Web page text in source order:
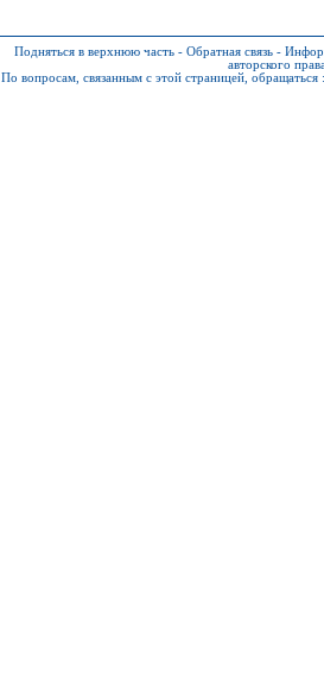
Подняться в верхнюю часть - Обратная связь -
авторского
По вопросам, связанным с этой страницей, обращаться :